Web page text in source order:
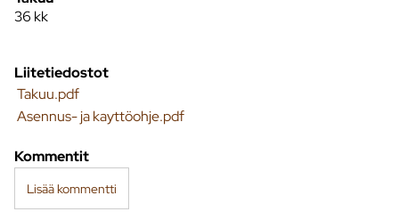
36 kk
Liitetiedostot
Takuu.pdf
Asennus- ja kayttöohje.pdf
Kommentit
Lisää kommentti